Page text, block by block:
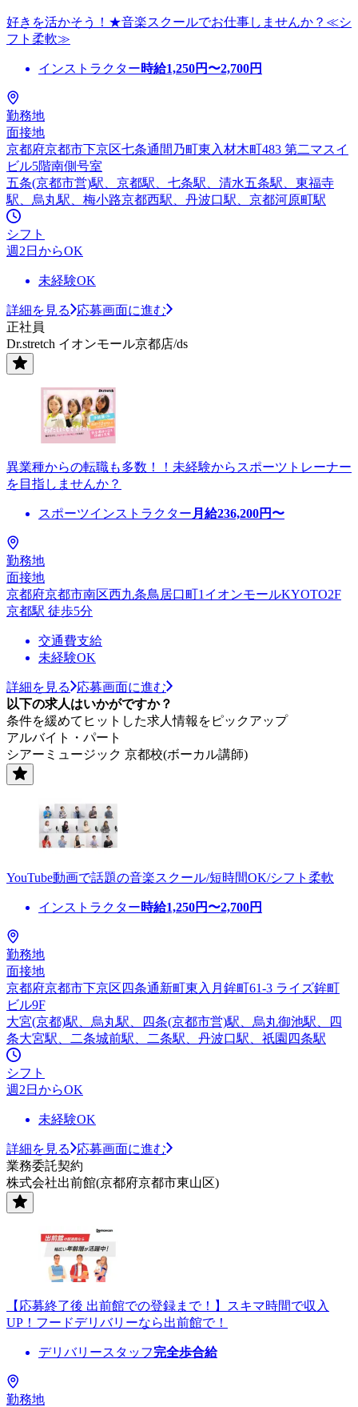
好きを活かそう！★音楽スクールでお仕事しませんか？≪シ
フト柔軟≫
インストラクター時給1,250円〜2,700円
勤務地
面接地
京都府京都市下京区七条通間乃町東入材木町483 第二マスイ
ビル5階南側号室
五条(京都市営)駅、京都駅、七条駅、清水五条駅、東福寺
駅、烏丸駅、梅小路京都西駅、丹波口駅、京都河原町駅
シフト
週2日からOK
未経験OK
詳細を見る
応募画面に進む
正社員
Dr.stretch イオンモール京都店/ds
異業種からの転職も多数！！未経験からスポーツトレーナー
を目指しませんか？
スポーツインストラクター 月給236,200円〜
勤務地
面接地
京都府京都市南区西九条鳥居口町1イオンモールKYOTO2F
京都駅 徒歩5分
交通費支給
未経験OK
詳細を見る
応募画面に進む
以下の求人はいかがですか？
条件を緩めてヒットした求人情報をピックアップ
アルバイト・パート
シアーミュージック 京都校(ボーカル講師)
YouTube動画で話題の音楽スクール/短時間OK/シフト柔軟
インストラクター時給1,250円〜2,700円
勤務地
面接地
京都府京都市下京区四条通新町東入月鉾町61-3 ライズ鉾町
ビル9F
大宮(京都)駅、烏丸駅、四条(京都市営)駅、烏丸御池駅、四
条大宮駅、二条城前駅、二条駅、丹波口駅、祇園四条駅
シフト
週2日からOK
未経験OK
詳細を見る
応募画面に進む
業務委託契約
株式会社出前館(京都府京都市東山区)
【応募終了後 出前館での登録まで！】スキマ時間で収入
UP！フードデリバリーなら出前館で！
デリバリースタッフ完全歩合給
勤務地